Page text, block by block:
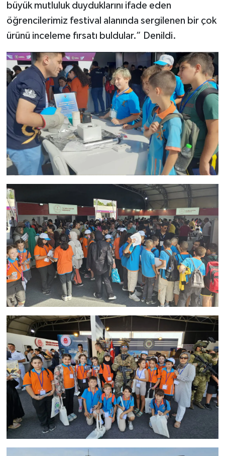
büyük mutluluk duyduklarını ifade eden
öğrencilerimiz festival alanında sergilenen bir çok
ürünü inceleme fırsatı buldular.” Denildi.